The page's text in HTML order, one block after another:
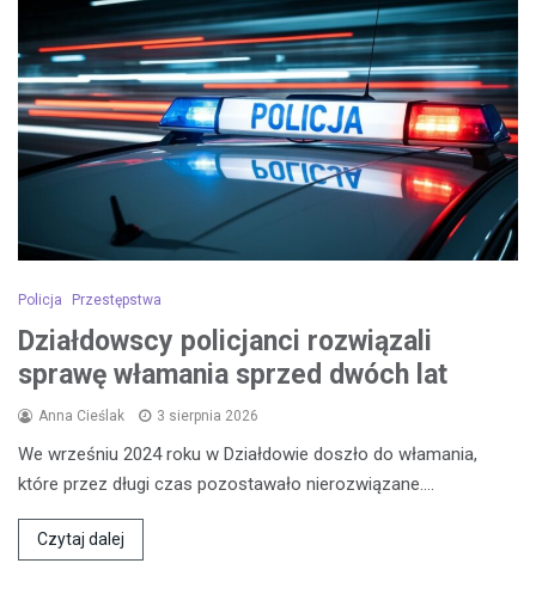
Policja Przestępstwa
Działdowscy policjanci rozwiązali
sprawę włamania sprzed dwóch lat
Anna Cieślak 3 sierpnia 2026
We wrześniu 2024 roku w Działdowie doszło do włamania,
które przez długi czas pozostawało nierozwiązane.…
Czytaj dalej